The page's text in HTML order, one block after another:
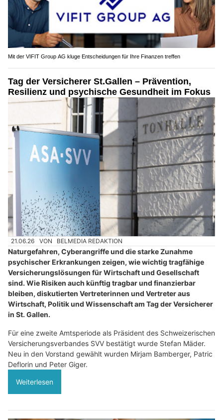
Mit der VIFIT Group AG kluge Entscheidungen für Ihre Finanzen treffen
Tag der Versicherer St.Gallen – Prävention,
Resilienz und psychische Gesundheit im Fokus
21.06.26 VON BELMEDIA REDAKTION
Naturgefahren, Cyberangriffe und die starke Zunahme
psychischer Erkrankungen zeigen, wie wichtig tragfähige
Versicherungslösungen für Wirtschaft und Gesellschaft
sind. Wie Risiken auch künftig tragbar und finanzierbar
bleiben, diskutierten Vertreterinnen und Vertreter aus
Wirtschaft, Politik und Wissenschaft am Tag der Versicherer
in St. Gallen.
Für eine zweite Amtsperiode als Präsident des Schweizerischen
Versicherungsverbandes SVV bestätigt wurde Stefan Mäder.
Neu in den Vorstand gewählt wurden Mirjam Bamberger, Patric
Deflorin und Peter Giger.
Weiterlesen